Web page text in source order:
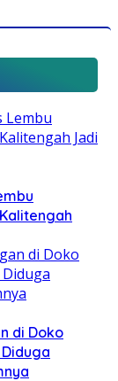
di Doko